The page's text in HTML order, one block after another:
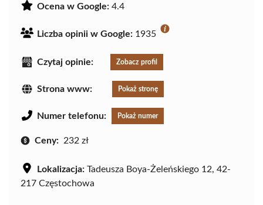
Ocena w Google: 4.4
Liczba opinii w Google: 1935
Czytaj opinie: Zobacz profil
Strona www: Pokaż stronę
Numer telefonu: Pokaż numer
Ceny: 232 zł
Lokalizacja: Tadeusza Boya-Żeleńskiego 12, 42-
217 Częstochowa